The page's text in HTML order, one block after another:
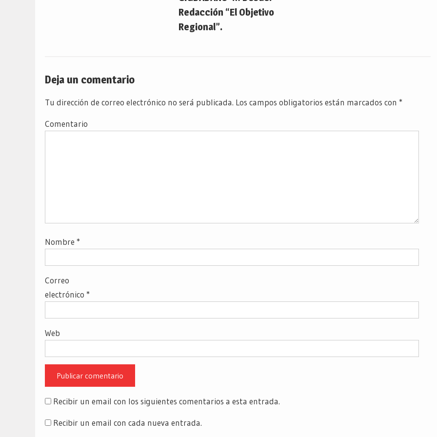
Redacción “El Objetivo
Regional”.
Deja un comentario
Tu dirección de correo electrónico no será publicada. Los campos obligatorios están marcados con *
Comentario
Nombre *
Correo
electrónico *
Web
Recibir un email con los siguientes comentarios a esta entrada.
Recibir un email con cada nueva entrada.